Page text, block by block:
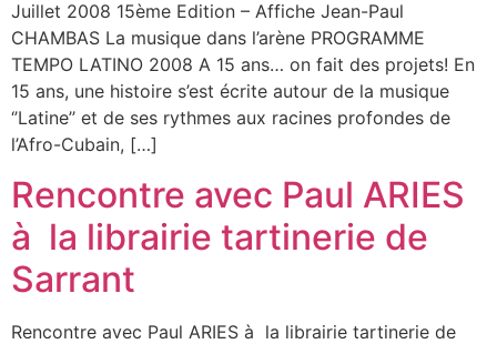
Juillet 2008 15ème Edition – Affiche Jean-Paul
CHAMBAS La musique dans l’arène PROGRAMME
TEMPO LATINO 2008 A 15 ans… on fait des projets! En
15 ans, une histoire s’est écrite autour de la musique
‘’Latine’’ et de ses rythmes aux racines profondes de
l’Afro-Cubain, […]
Rencontre avec Paul ARIES
à la librairie tartinerie de
Sarrant
Rencontre avec Paul ARIES à la librairie tartinerie de